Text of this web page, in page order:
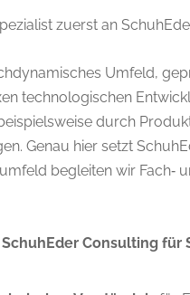
zuerst an
Umfeld,
technologischen
durch
Genau hier setzt
begleiten wir Fach‑
Consulting für